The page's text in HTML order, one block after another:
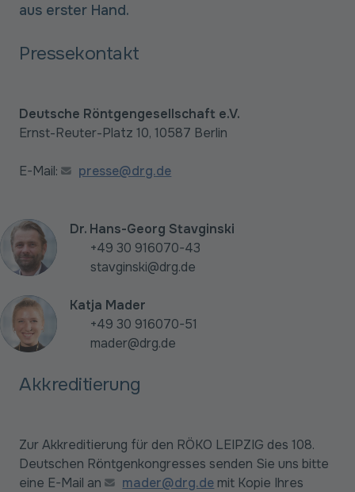
aus erster Hand.
Pressekontakt
Deutsche Röntgengesellschaft e.V.
Ernst-Reuter-Platz 10, 10587 Berlin
E-Mail: presse@drg.de
Dr. Hans-Georg Stavginski
+49 30 916070-43
stavginski@drg.de
Katja Mader
+49 30 916070-51
mader@drg.de
Akkreditierung
Zur Akkreditierung für den RÖKO LEIPZIG des 108.
Deutschen Röntgenkongresses senden Sie uns bitte
eine E-Mail an
mader@drg.de mit Kopie Ihres